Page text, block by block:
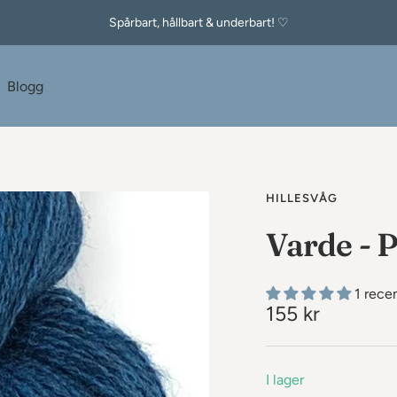
Spårbart, hållbart & underbart! ♡
Blogg
HILLESVÅG
Varde -
1
Rea-
pris
155 kr
I lager